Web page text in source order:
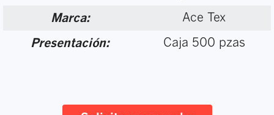
Marca: Ace Tex
Presentación: Caja 500 pzas